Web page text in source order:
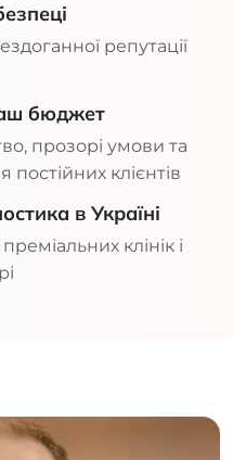
репутації
бюджет
прозорі умови та
постійних клієнтів
в Україні
клінік і